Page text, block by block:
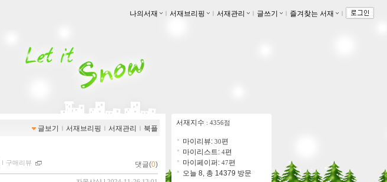
나의서재 ｌ 서재브리핑 ｌ 서재관리 ｌ 글쓰기 ｌ 즐겨찾는 서재 ｌ
글보기 ｌ 서재브리핑 ｌ 서재관리 ｌ 북플
ｌ 구매리뷰 댓글(0)
서재지수 : 4356점
마이리뷰: 30편
마이리스트: 4편
마이페이퍼: 47편
오늘 8, 총 14379 방문